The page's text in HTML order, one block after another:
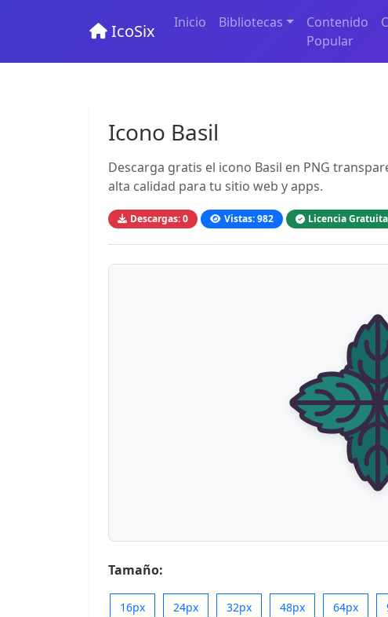
IcoSix Inicio Bibliotecas
Contenido
Popular
Icono Basil
Descarga gratis el icono Basil en PNG
alta calidad para tu sitio web y apps.
Descargas: 0 Vistas: 982 Licencia Gratuita
Tamaño:
16px 24px 32px 48px 64px